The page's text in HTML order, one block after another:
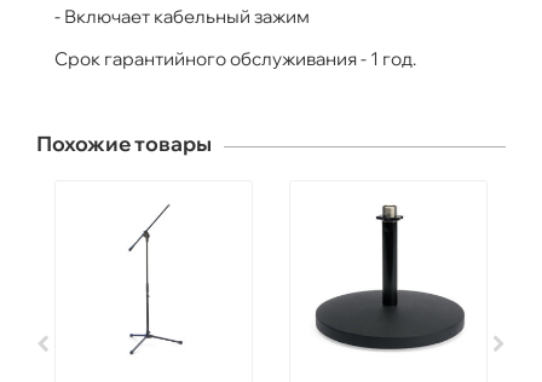
- Включает кабельный зажим
Срок гарантийного обслуживания - 1 год.
Похожие товары